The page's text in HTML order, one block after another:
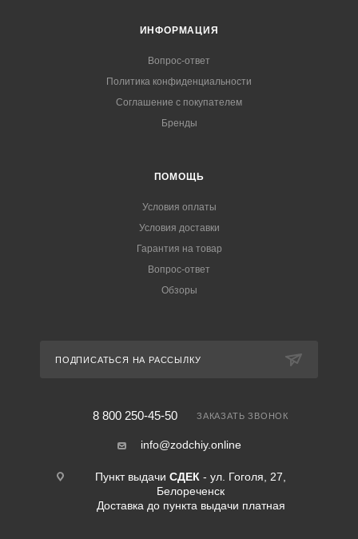
ИНФОРМАЦИЯ
Вопрос-ответ
Политика конфиденциальности
Соглашение с покупателем
Бренды
ПОМОЩЬ
Условия оплаты
Условия доставки
Гарантия на товар
Вопрос-ответ
Обзоры
ПОДПИСАТЬСЯ НА РАССЫЛКУ
8 800 250-45-50 ЗАКАЗАТЬ ЗВОНОК
info@zodchiy.online
Пункт выдачи СДЕК - ул. Гоголя, 27,
Белореченск
Доставка до пункта выдачи платная